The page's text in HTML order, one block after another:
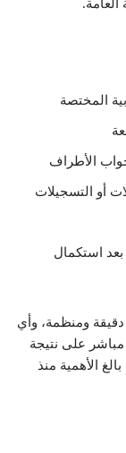
المختصة
الأطراف
أو التسجيلات
بعد استكمال
ومنظمة، وأي
على نتيجة
الأهمية منذ